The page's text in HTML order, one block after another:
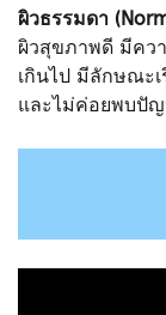
ผิวธรรมดา
ผิวสุขภาพดี มีคว
เกินไป มีลักษณะเ
และไม่ค่อยพบปั